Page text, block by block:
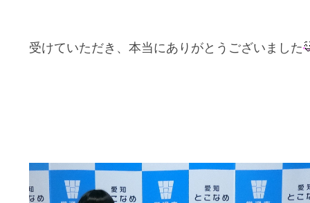
受けていただき、本当にありがとうございま した